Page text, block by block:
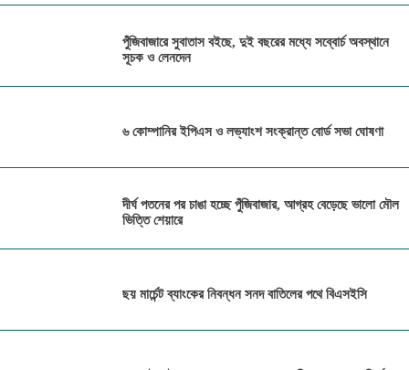
পুঁজিবাজারে সুবাতাস বইছে, দুই বছরের মধ্যে সব্বোর্চ অবস্থানে
সূচক ও লেনদেন
৬ কোম্পানির ইপিএস ও লভ্যাংশ সংক্রান্ত বোর্ড সভা ঘোষণা
দীর্ঘ পতনের পর চাঙা হচ্ছে পুঁজিবাজার, আগ্রহ বেড়েছে ভালো মৌল
ভিত্তি শেয়ারে
ছয় মার্চেন্ট ব্যাংকের নিবন্ধন সনদ বাতিলের পথে বিএসইসি